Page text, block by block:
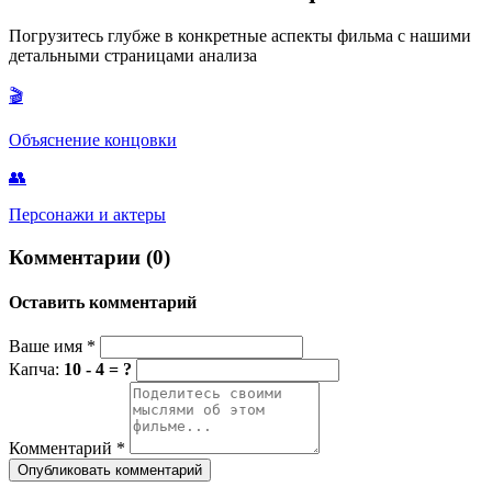
подтвердил репутацию Disney как лидера в области
анимации.
Погрузитесь глубже в конкретные аспекты фильма с нашими
детальными страницами анализа
🎬
Объяснение концовки
👥
Персонажи и актеры
Комментарии (0)
Оставить комментарий
Ваше имя *
Капча: 10 - 4 = ?
Комментарий *
Опубликовать комментарий